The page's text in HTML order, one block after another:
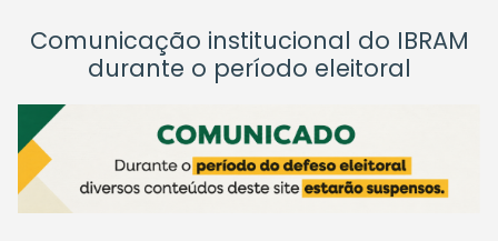
Comunicação institucional do IBRAM
durante o período eleitoral